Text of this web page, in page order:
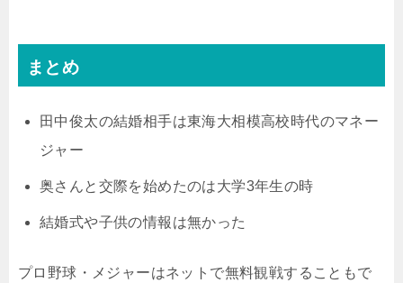
まとめ
田中俊太の結婚相手は東海大相模高校時代のマネー
ジャー
奥さんと交際を始めたのは大学3年生の時
結婚式や子供の情報は無かった
プロ野球・メジャーはネットで無料観戦することもで